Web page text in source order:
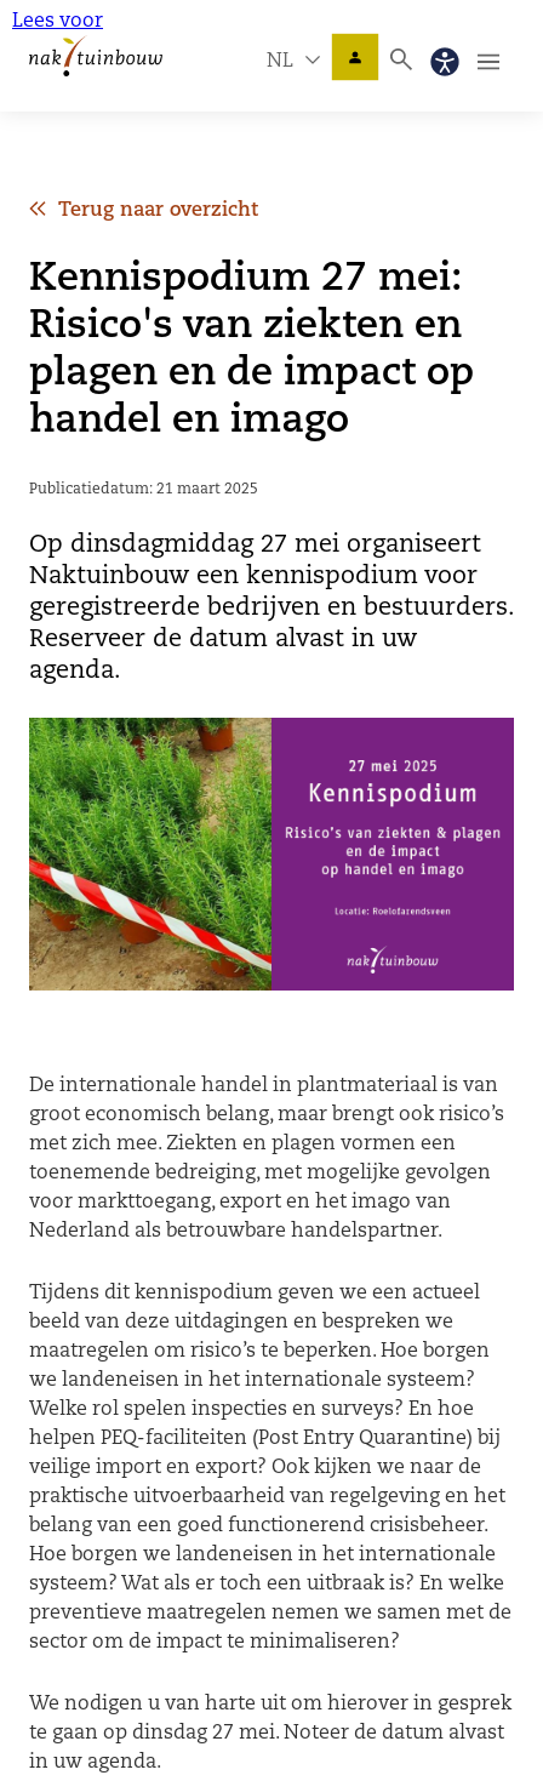
Lees voor
NL
Terug naar overzicht
Kennispodium 27 mei:
Risico's van ziekten en
plagen en de impact op
handel en imago
Publicatiedatum: 21 maart 2025
Op dinsdagmiddag 27 mei organiseert
Naktuinbouw een kennispodium voor
geregistreerde bedrijven en bestuurders.
Reserveer de datum alvast in uw
agenda.
De internationale handel in plantmateriaal is van
groot economisch belang, maar brengt ook risico’s
met zich mee. Ziekten en plagen vormen een
toenemende bedreiging, met mogelijke gevolgen
voor markttoegang, export en het imago van
Nederland als betrouwbare handelspartner.
Tijdens dit kennispodium geven we een actueel
beeld van deze uitdagingen en bespreken we
maatregelen om risico’s te beperken. Hoe borgen
we landeneisen in het internationale systeem?
Welke rol spelen inspecties en surveys? En hoe
helpen PEQ-faciliteiten (Post Entry Quarantine) bij
veilige import en export? Ook kijken we naar de
praktische uitvoerbaarheid van regelgeving en het
belang van een goed functionerend crisisbeheer.
Hoe borgen we landeneisen in het internationale
systeem? Wat als er toch een uitbraak is? En welke
preventieve maatregelen nemen we samen met de
sector om de impact te minimaliseren?
We nodigen u van harte uit om hierover in gesprek
te gaan op dinsdag 27 mei. Noteer de datum alvast
in uw agenda.